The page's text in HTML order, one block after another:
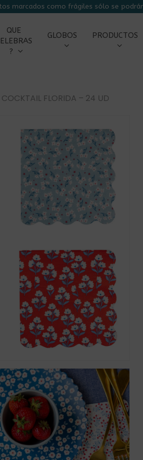
marcados como frágiles sólo se
QUE
?
GLOBOS PRODUCTOS
COCKTAIL FLORIDA – 24 UD